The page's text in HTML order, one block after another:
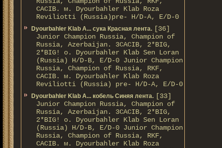
CACIB. м. Dyourbahler Klab Roza
Reviliotti (Russia)pre- H/D-A, E/D-0
Dyourbahler Klab A... сука Красная лента. [36]
Junior Champion Russia, Champion of
Russia, Azerbaijan. 3CACIB, 2*BIG,
2*BIG! о. Dyourbahler Klab Sen Loran
(Russia) H/D-B, E/D-0 Junior Champion
Russia, Champion of Russia, RKF,
CACIB. м. Dyourbahler Klab Roza
Reviliotti (Russia) pre- H/D-A, E/D-0
Dyourbahler Klab A... кобель Синяя лента. [33]
Junior Champion Russia, Champion of
Russia, Azerbaijan. 3CACIB, 2*BIG,
2*BIG! о. Dyourbahler Klab Sen Loran
(Russia) H/D-B, E/D-0 Junior Champion
Russia, Champion of Russia, RKF,
CACIB. м. Dyourbahler Klab Roza